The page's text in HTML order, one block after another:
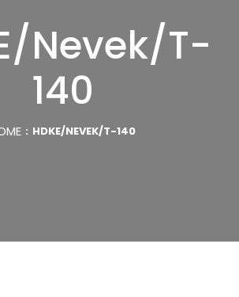
Nevek/T-
140
HDKE/NEVEK/T-140